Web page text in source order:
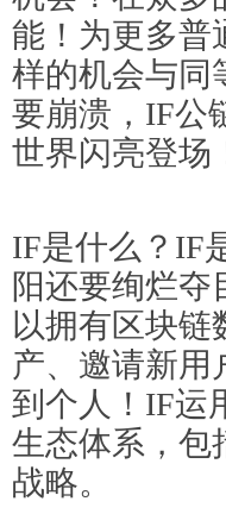
能！为更多普
样的机会与同
要崩溃，IF公
世界闪亮登场
IF是什么？IF
阳还要绚烂
以拥有区块
产、邀请新用
到个人！IF运
生态体系，包
战略。